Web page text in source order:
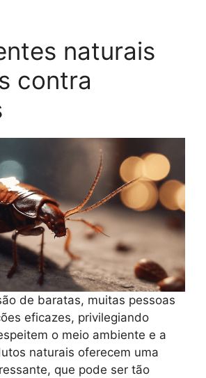
naturais
contra
de baratas, muitas pessoas
eficazes, privilegiando
o meio ambiente e a
naturais oferecem uma
que pode ser tão